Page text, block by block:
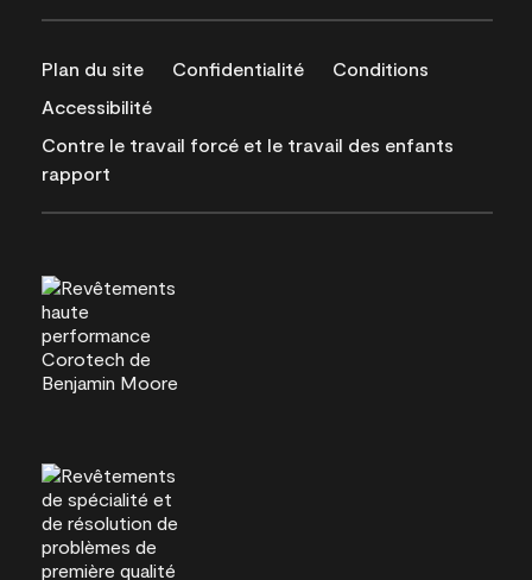
Plan du site Confidentialité
Conditions
Accessibilité
Contre le travail forcé et le travail des enfants
rapport